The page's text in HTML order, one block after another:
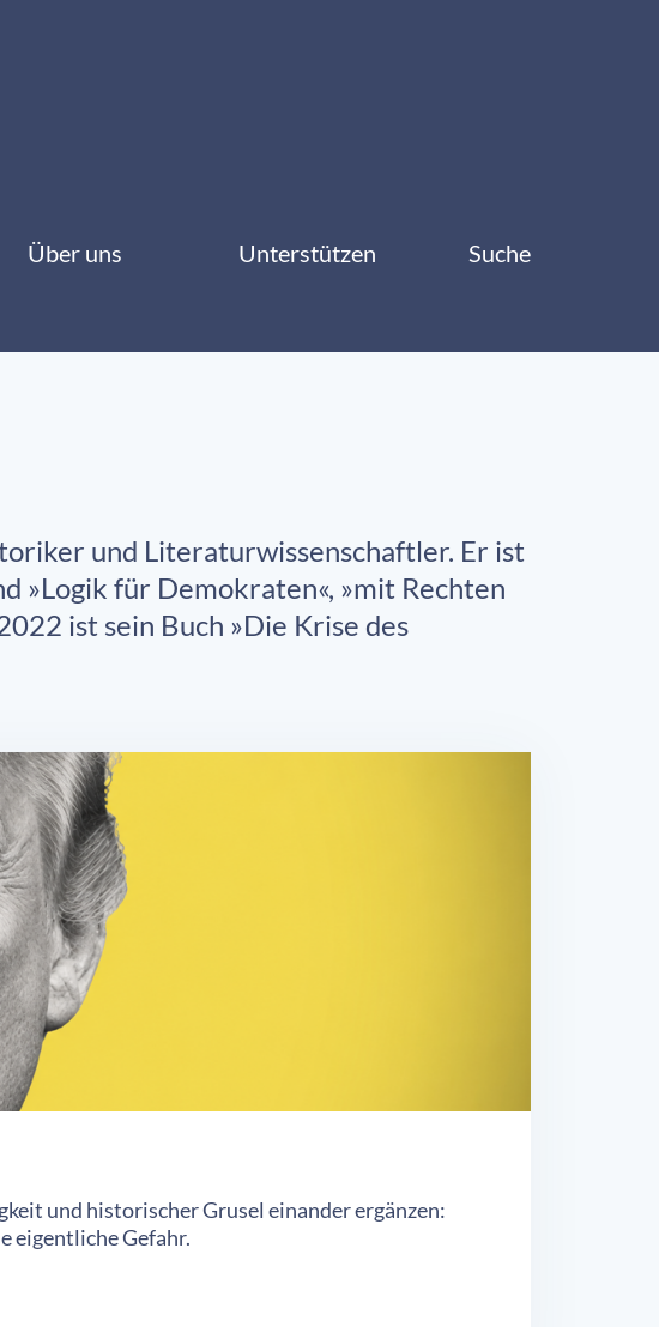
Über uns Unterstützen Suche
und Literaturwissenschaftler. Er ist
»Logik für Demokraten«, »mit Rechten
ist sein Buch »Die Krise des
und historischer Grusel einander ergänzen:
eigentliche Gefahr.